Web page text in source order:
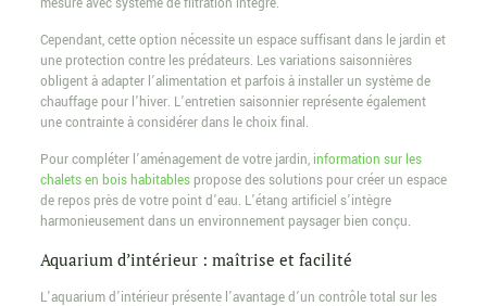
mesure avec système de filtration intégré.
Cependant, cette option nécessite un espace suffisant dans le jardin et
une protection contre les prédateurs. Les variations saisonnières
obligent à adapter l’alimentation et parfois à installer un système de
chauffage pour l’hiver. L’entretien saisonnier représente également
une contrainte à considérer dans le choix final.
Pour compléter l’aménagement de votre jardin, information sur les
chalets en bois habitablespropose des solutions pour créer un espace
de repos près de votre point d’eau. L’étang artificiel s’intègre
harmonieusement dans un environnement paysager bien conçu.
Aquarium d’intérieur : maîtrise et facilité
L’aquarium d’intérieur présente l’avantage d’un contrôle total sur les